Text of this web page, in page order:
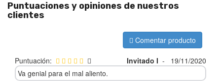
Puntuaciones y opiniones de nuestros
clientes
Comentar producto
Puntuación: Invitado I -
19/11/2020
Va genial para el mal aliento.